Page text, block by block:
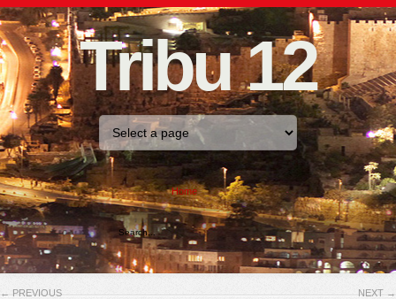
Tribu 12
Home
← PREVIOUS NEXT →